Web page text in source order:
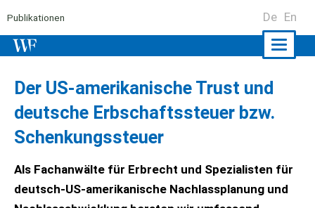
Publikationen De En
Der US-amerikanische Trust und
deutsche Erbschaftssteuer bzw.
Schenkungssteuer
Als Fachanwälte für Erbrecht und Spezialisten für
deutsch-US-amerikanische Nachlassplanung und